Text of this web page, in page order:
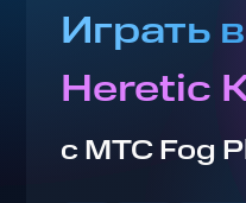
Играть
Heretic
с МТС Fog